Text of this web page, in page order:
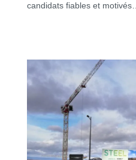
candidats fiables et motivés…